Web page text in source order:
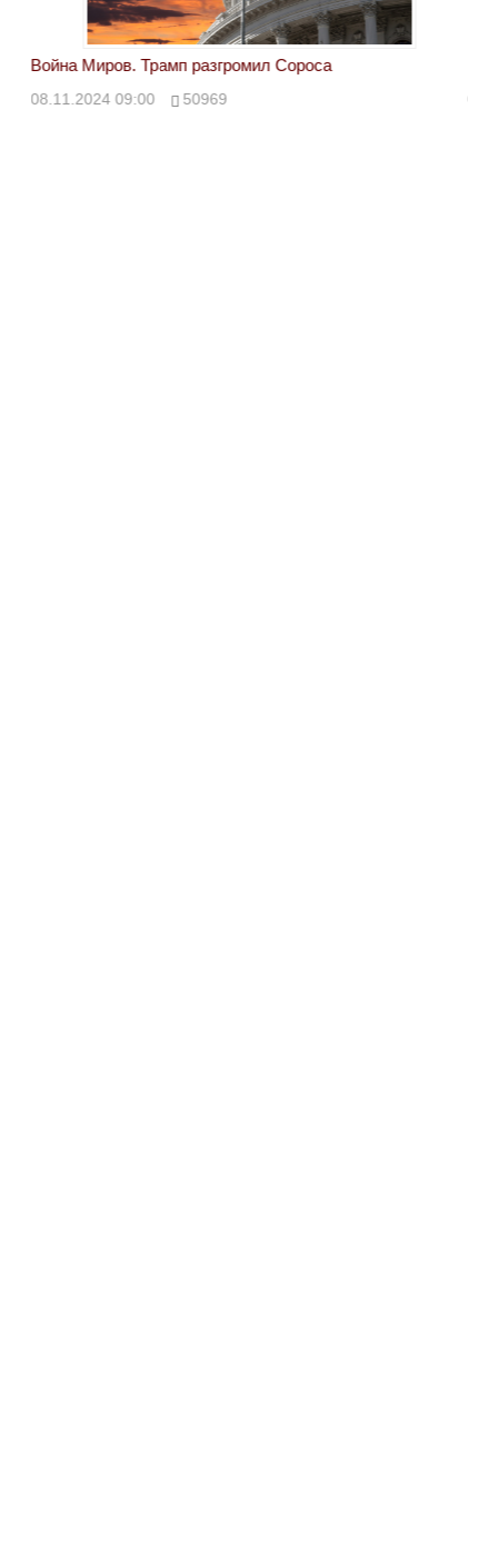
Война Миров. Трамп разгромил Сороса
08.11.2024 09:00 50969